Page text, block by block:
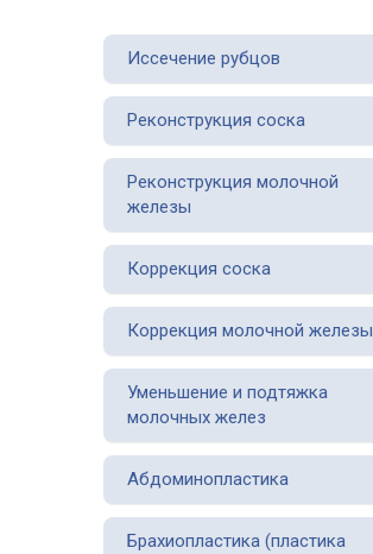
Иссечение рубцов
Реконструкция соска
Реконструкция молочной
железы
Коррекция соска
Коррекция молочной железы
Уменьшение и подтяжка
молочных желез
Абдоминопластика
Брахиопластика (пластика